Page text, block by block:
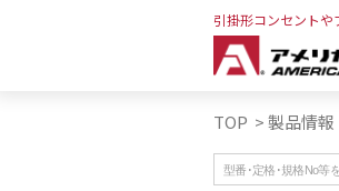
引掛形コンセントや
TOP >製品情報